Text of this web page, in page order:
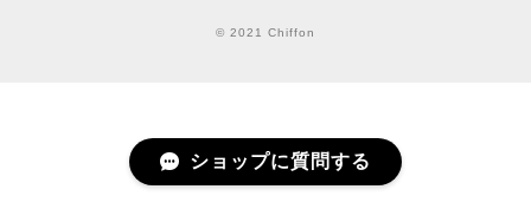
© 2021 Chiffon
ショップに質問する